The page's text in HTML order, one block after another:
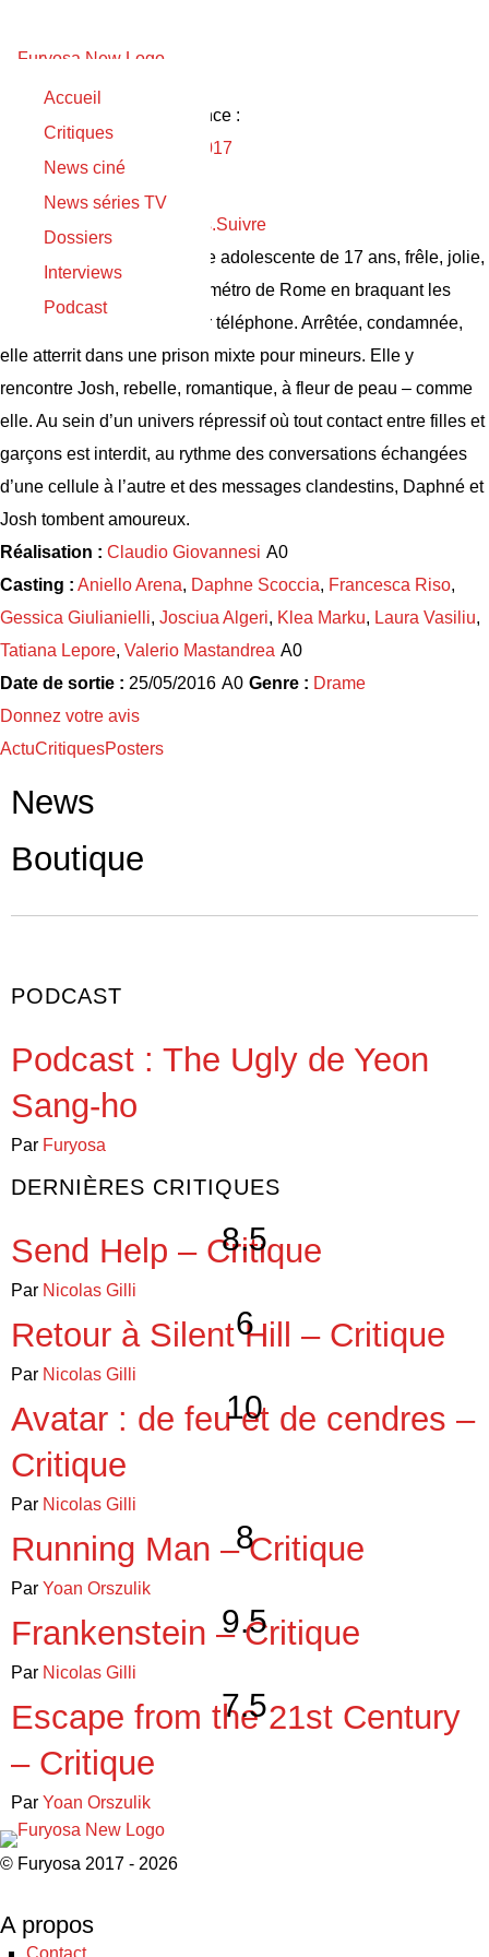
Accueil
Critiques
News ciné
News séries TV
Dossiers
Interviews
Podcast
25/05/2016
Sortie France :
22 mars 2017
Fiore
Please login to follow items.Suivre
Daphné est une adolescente de 17 ans, frêle, jolie,
paumée, qui survit dans le métro de Rome en braquant les
usagers pour leur voler leur téléphone. Arrêtée, condamnée,
elle atterrit dans une prison mixte pour mineurs. Elle y
rencontre Josh, rebelle, romantique, à fleur de peau – comme
elle. Au sein d’un univers répressif où tout contact entre filles et
garçons est interdit, au rythme des conversations échangées
d’une cellule à l’autre et des messages clandestins, Daphné et
Josh tombent amoureux.
Réalisation : Claudio Giovannesi
Casting : Aniello Arena, Daphne Scoccia, Francesca Riso,
Gessica Giulianielli, Josciua Algeri, Klea Marku, Laura Vasiliu,
Tatiana Lepore, Valerio Mastandrea
Date de sortie : 25/05/2016 Genre : Drame
Donnez votre avis
ActuCritiquesPosters
News
Boutique
PODCAST
Podcast : The Ugly de Yeon
Sang-ho
Par Furyosa
DERNIÈRES CRITIQUES
8.5
Send Help – Critique
Par Nicolas Gilli
6
Retour à Silent Hill – Critique
Par Nicolas Gilli
10
Avatar : de feu et de cendres –
Critique
Par Nicolas Gilli
8
Running Man – Critique
Par Yoan Orszulik
9.5
Frankenstein – Critique
Par Nicolas Gilli
7.5
Escape from the 21st Century
– Critique
Par Yoan Orszulik
© Furyosa 2017 - 2026
A propos
Contact